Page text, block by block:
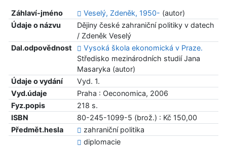
Záhlaví-jméno Veselý, Zdeněk, 1950- (autor)
Údaje o názvu
Dějiny české zahraniční politiky v datech
/ Zdeněk Veselý
Dal.odpovědnost
Vysoká škola ekonomická v Praze.
Středisko mezinárodních studií Jana
Masaryka (autor)
Údaje o vydání
Vyd. 1.
Vyd.údaje
Praha : Oeconomica, 2006
Fyz.popis
218 s.
ISBN
80-245-1099-5 (brož.) : Kč 150,00
Předmět.hesla
zahraniční politika
diplomacie